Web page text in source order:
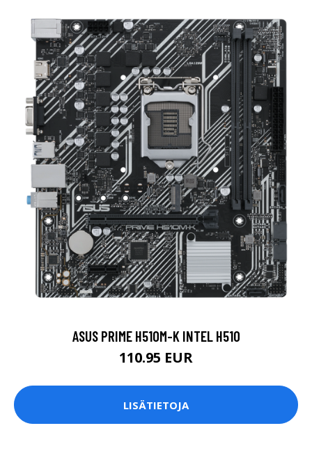
ASUS PRIME H510M-K INTEL H510
110.95 EUR
LISÄTIETOJA